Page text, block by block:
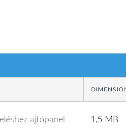
ajtópanel 1,5 MB